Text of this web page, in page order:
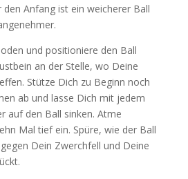
den Anfang ist ein weicherer Ball
und positioniere den Ball
an der Stelle, wo Deine
Stütze Dich zu Beginn noch
ab und lasse Dich mit jedem
auf den Ball sinken. Atme
Mal tief ein. Spüre, wie der Ball
Dein Zwerchfell und Deine